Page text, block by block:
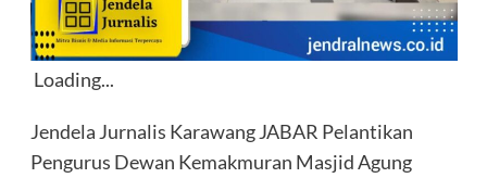
Loading...
‎Jendela Jurnalis Karawang JABAR Pelantikan
Pengurus Dewan Kemakmuran Masjid Agung